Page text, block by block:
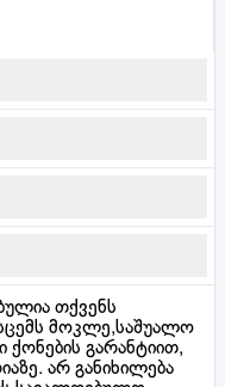
თქვენს
მოკლე,საშუალო
ქონების გარანტიით,
არ განიხილება